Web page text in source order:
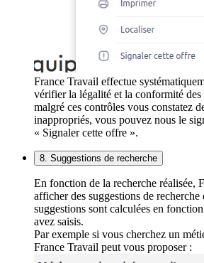
France Travail effectue
vérifier la légalité et la conformité
malgré ces contrôles vous constatez
inappropriés, vous pouvez nous le
« Signaler cette offre ».
8. Suggestions de recherche
En fonction de la recherche réalisée,
afficher des suggestions de recherche
suggestions sont calculées en
avez saisis.
Par exemple si vous cherchez un
France Travail peut vous proposer :